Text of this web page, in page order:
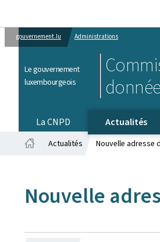
gouvernement.lu Administrations
Le gouvernement
luxembourgeois
La CNPD
Actualités
Actualités Nouvelle adresse
Nouvelle